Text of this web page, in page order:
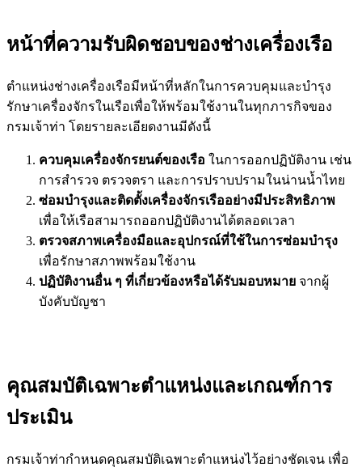
หน้าที่ความรับผิดชอบของช่างเครื่องเรือ
ตำแหน่งช่างเครื่องเรือมีหน้าที่หลักในการควบคุมและบำรุง
รักษาเครื่องจักรในเรือเพื่อให้พร้อมใช้งานในทุกภารกิจของ
กรมเจ้าท่า โดยรายละเอียดงานมีดังนี้
ควบคุมเครื่องจักรยนต์ของเรือ ในการออกปฏิบัติงาน เช่น
การสำรวจ ตรวจตรา และการปราบปรามในน่านน้ำไทย
ซ่อมบำรุงและติดตั้งเครื่องจักรเรืออย่างมีประสิทธิภาพ
เพื่อให้เรือสามารถออกปฏิบัติงานได้ตลอดเวลา
ตรวจสภาพเครื่องมือและอุปกรณ์ที่ใช้ในการซ่อมบำรุง
เพื่อรักษาสภาพพร้อมใช้งาน
ปฏิบัติงานอื่น ๆ ที่เกี่ยวข้องหรือได้รับมอบหมาย จากผู้
บังคับบัญชา
คุณสมบัติเฉพาะตำแหน่งและเกณฑ์การ
ประเมิน
กรมเจ้าท่ากำหนดคุณสมบัติเฉพาะตำแหน่งไว้อย่างชัดเจน เพื่อ